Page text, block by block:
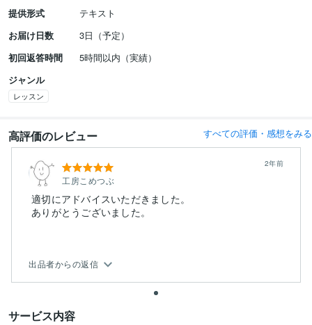
提供形式
テキスト
お届け日数
3日（予定）
初回返答時間
5時間以内（実績）
ジャンル
レッスン
高評価のレビュー すべての評価・感想をみる
工房こめつぶ
2年前
適切にアドバイスいただきました。
ありがとうございました。
出品者からの返信
サービス内容